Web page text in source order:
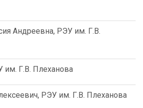
Андреевна, РЭУ им. Г.В.
им. Г.В. Плеханова
РЭУ им. Г.В. Плеханова